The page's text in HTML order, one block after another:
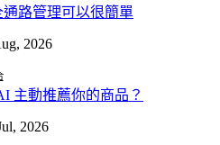
路管理可以很簡單
2026
主動推薦你的商品？
2026